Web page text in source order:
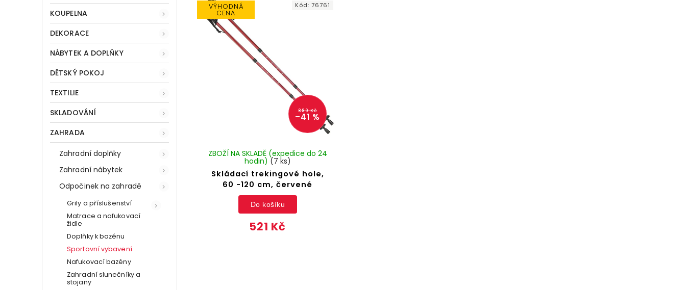
KOUPELNA
DEKORACE
NÁBYTEK A DOPLŇKY
DĚTSKÝ POKOJ
TEXTILIE
SKLADOVÁNÍ
ZAHRADA
Zahradní doplňky
Zahradní nábytek
Odpočinek na zahradě
Grily a příslušenství
Matrace a nafukovací
židle
Doplňky k bazénu
Sportovní vybavení
Nafukovací bazény
Zahradní slunečníky a
stojany
VÝHODNÁ
CENA
889 Kč
–41 %
Skládací trekingové hole,
60 -120 cm, červené
ZBOŽÍ NA SKLADĚ (expedice do 24
hodin) (7 ks)
521 Kč
Do košíku
Kód:76761